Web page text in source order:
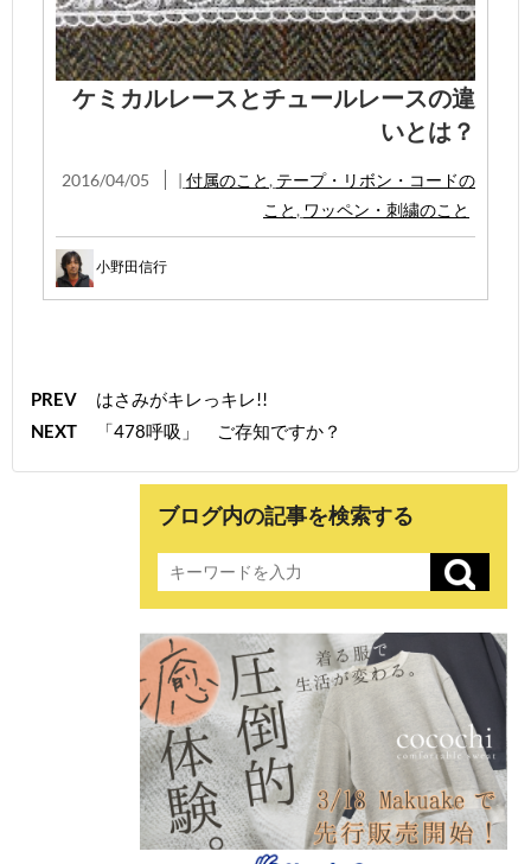
ケミカルレースとチュールレースの違
いとは？
2016/04/05 | 付属のこと , テープ・リボン・コードの
こと , ワッペン・刺繍のこと
小野田信行
PREV
はさみがキレっキレ!!
NEXT
「478呼吸」 ご存知ですか？
ブログ内の記事を検索する